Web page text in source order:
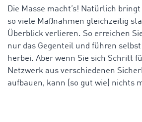
Die Masse macht’s! Natürlich
so viele Maßnahmen gleichzeitig
Überblick verlieren. So erreichen
nur das Gegenteil und führen
herbei. Aber wenn Sie sich Schritt
Netzwerk aus verschiedenen
aufbauen, kann (so gut wie) nichts